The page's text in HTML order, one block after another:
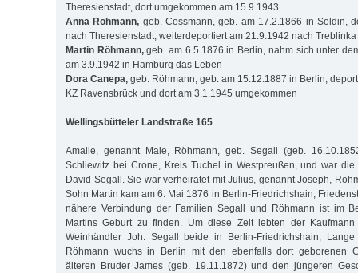
Theresienstadt, dort umgekommen am 15.9.1943
Anna Röhmann, geb. Cossmann, geb. am 17.2.1866 in Soldin,
nach Theresienstadt, weiterdeportiert am 21.9.1942 nach
Martin Röhmann,geb. am 6.5.1876 in Berlin, nahm sich unter
am 3.9.1942 in Hamburg das Leben
Dora Canepa, geb. Röhmann, geb. am 15.12.1887 in Berlin,
KZ Ravensbrück und dort am 3.1.1945 umgekommen
Wellingsbütteler Landstraße 165
Amalie, genannt Male, Röhmann, geb. Segall (geb.
Schliewitz bei Crone, Kreis Tuchel in Westpreußen, und war
David Segall. Sie war verheiratet mit Julius, genannt Joseph,
Sohn Martin kam am 6. Mai 1876 in Berlin-Friedrichshain,
nähere Verbindung der Familien Segall und Röhmann ist im
Martins Geburt zu finden. Um diese Zeit lebten der
Weinhändler Joh. Segall beide in Berlin-Friedrichshain,
Röhmann wuchs in Berlin mit den ebenfalls dort geborenen
älteren Bruder James (geb. 19.11.1872) und den jüngeren